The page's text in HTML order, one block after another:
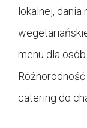
lokalnej,
menu dla
catering do